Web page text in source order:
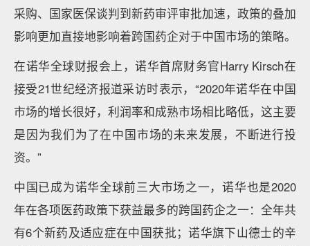
采购、国家医保谈判到新药审评审批加速，政策的叠加
影响更加直接地影响着跨国药企对于中国市场的策略。
在诺华全球财报会上，诺华首席财务官Harry Kirsch在
接受21世纪经济报道采访时表示，“2020年诺华在中国
市场的增长很好，利润率和成熟市场相比略低，这主要
是因为我们为了在中国市场的未来发展，不断进行投
资。”
中国已成为诺华全球前三大市场之一，诺华也是2020
年在各项医药政策下获益最多的跨国药企之一：全年共
有6个新药及适应症在中国获批；诺华旗下山德士的辛